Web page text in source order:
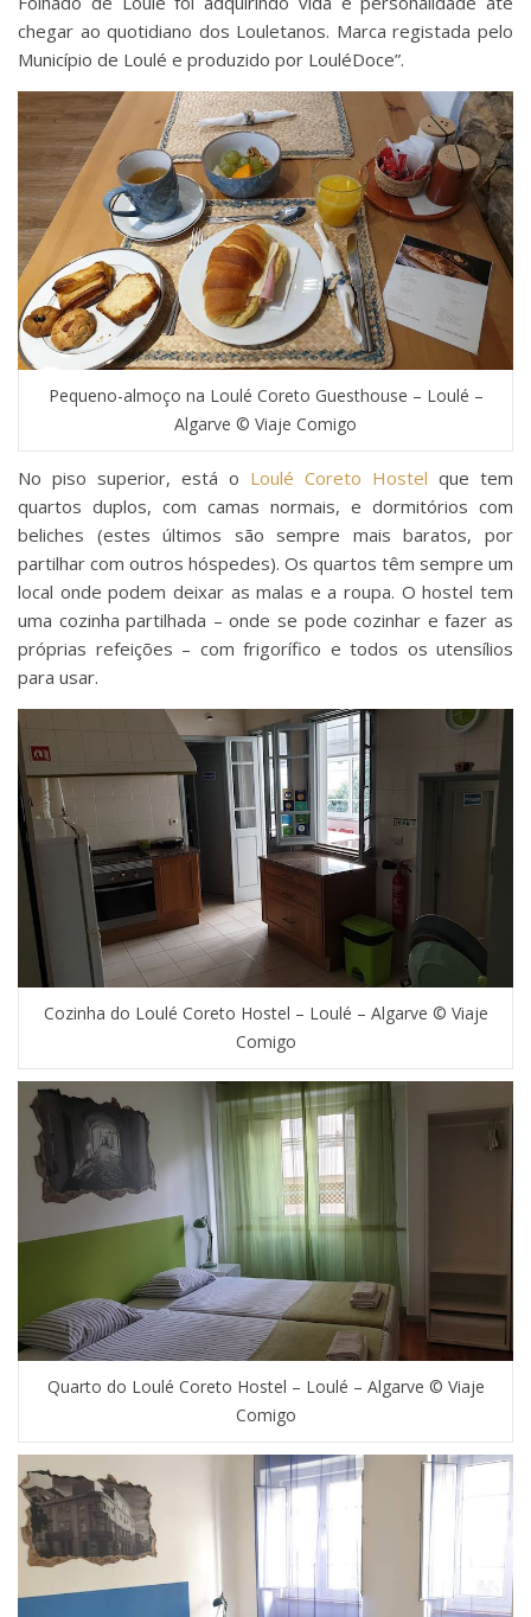
chegar ao quotidiano dos Louletanos. Marca registada pelo
Município de Loulé e produzido por LouléDoce”.
Pequeno-almoço na Loulé Coreto Guesthouse – Loulé –
Algarve © Viaje Comigo
No piso superior, está o Loulé Coreto Hostel que tem
quartos duplos, com camas normais, e dormitórios com
beliches (estes últimos são sempre mais baratos, por
partilhar com outros hóspedes). Os quartos têm sempre um
local onde podem deixar as malas e a roupa. O hostel tem
uma cozinha partilhada – onde se pode cozinhar e fazer as
próprias refeições – com frigorífico e todos os utensílios
para usar.
Cozinha do Loulé Coreto Hostel – Loulé – Algarve © Viaje
Comigo
Quarto do Loulé Coreto Hostel – Loulé – Algarve © Viaje
Comigo